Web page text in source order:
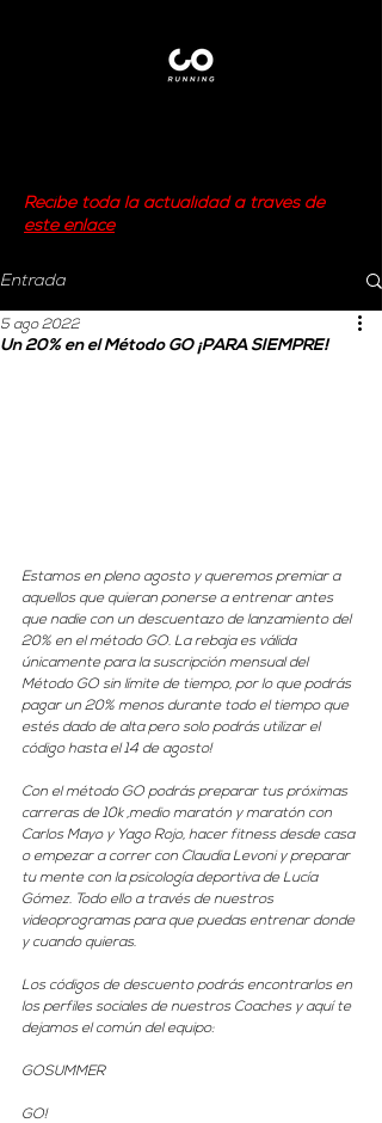
Recibe toda la actualidad a través de
este enlace
Entrada
Un 20% en el Método GO ¡PARA SIEMPRE!
5 ago 2022
Estamos en pleno agosto y queremos premiar a
aquellos que quieran ponerse a entrenar antes
que nadie con un descuentazo de lanzamiento del
20% en el método GO. La rebaja es válida
únicamente para la suscripción mensual del
Método GO sin límite de tiempo, por lo que podrás
pagar un 20% menos durante todo el tiempo que
estés dado de alta pero solo podrás utilizar el
código hasta el 14 de agosto!
Con el método GO podrás preparar tus próximas
carreras de 10k ,medio maratón y maratón con
Carlos Mayo y Yago Rojo, hacer fitness desde casa
o empezar a correr con Claudia Levoni y preparar
tu mente con la psicología deportiva de Lucía
Gómez. Todo ello a través de nuestros
videoprogramas para que puedas entrenar donde
y cuando quieras.
Los códigos de descuento podrás encontrarlos en
los perfiles sociales de nuestros Coaches y aquí te
dejamos el común del equipo:
GOSUMMER
GO!